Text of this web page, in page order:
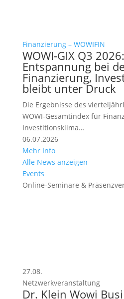
Finanzierung – WOWIFIN
WOWI-GIX Q3
Entspannung bei
Finanzierung,
bleibt unter Druck
Die Ergebnisse des
WOWI-Gesamtindex für
Investitionsklima…
06.07.2026
Mehr Info
Alle News anzeigen
Events
Online-Seminare &
27.08.
Netzwerkveranstaltung
Dr. Klein Wowi
Dr. Klein Wowi